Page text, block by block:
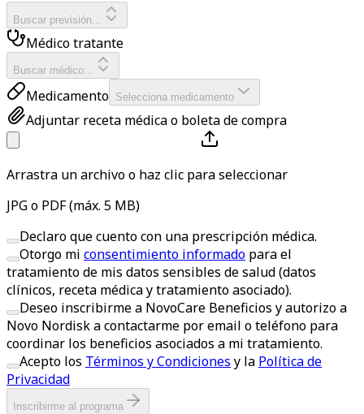
Buscar previsión...
Médico tratante
Buscar médico...
Medicamento Selecciona medicamento
Adjuntar receta médica o boleta de compra
Arrastra un archivo o haz clic para seleccionar
JPG o PDF (máx. 5 MB)
Declaro que cuento con una prescripción médica.
Otorgo mi consentimiento informado para el
tratamiento de mis datos sensibles de salud (datos
clínicos, receta médica y tratamiento asociado).
Deseo inscribirme a NovoCare Beneficios y autorizo a
Novo Nordisk a contactarme por email o teléfono para
coordinar los beneficios asociados a mi tratamiento.
Acepto los Términos y Condiciones y la Política de
Privacidad
Inscribirme al programa